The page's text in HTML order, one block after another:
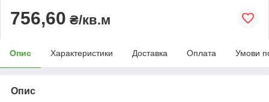
756,60 ₴/кв.м
Опис Характеристики Доставка Оплата Умови
Опис